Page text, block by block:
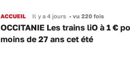
ACCUEIL Il y a 4 jours •vu 220 fois
OCCITANIE Les trains liO à 1 €
moins de 27 ans cet été